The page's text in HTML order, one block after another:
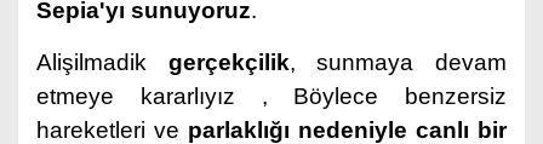
Sepia'yı sunuyoruz.
Alişilmadik gerçekçilik,sunmaya devam
etmeye kararlıyız , Böylece benzersiz
hareketleri ve parlaklığı nedeniyle canlı bir